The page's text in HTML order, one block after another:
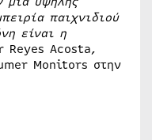
παιχνιδιού
είναι η
Reyes Acosta,
Monitors στην